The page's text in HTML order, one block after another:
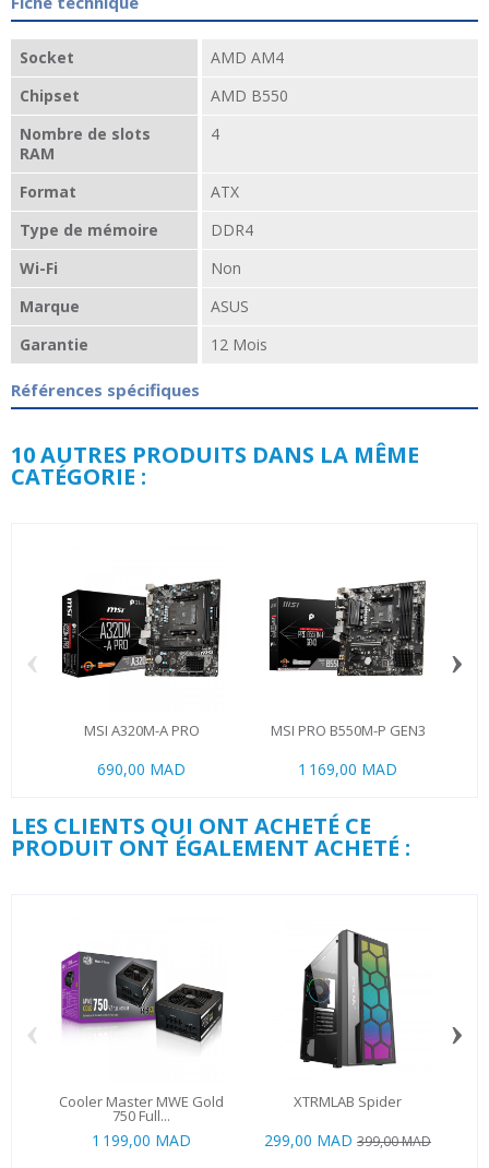
Socket
AMD AM4
Chipset
AMD B550
Nombre de slots
RAM
4
Format
ATX
Type de mémoire
DDR4
Wi-Fi
Non
Marque
ASUS
Garantie
12 Mois
Références spécifiques
10 AUTRES PRODUITS DANS LA MÊME
CATÉGORIE :
MSI A320M-A PRO
690,00 MAD
MSI PRO B550M-P GEN3
1 169,00 MAD
‹ ›
LES CLIENTS QUI ONT ACHETÉ CE
PRODUIT ONT ÉGALEMENT ACHETÉ :
Cooler Master MWE Gold
750 Full...
1 199,00 MAD
XTRMLAB Spider
299,00 MAD 399,00 MAD
‹ ›